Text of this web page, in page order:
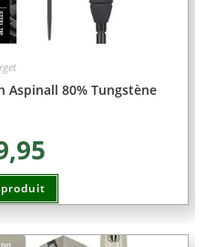
Aspinall 80% Tungstène